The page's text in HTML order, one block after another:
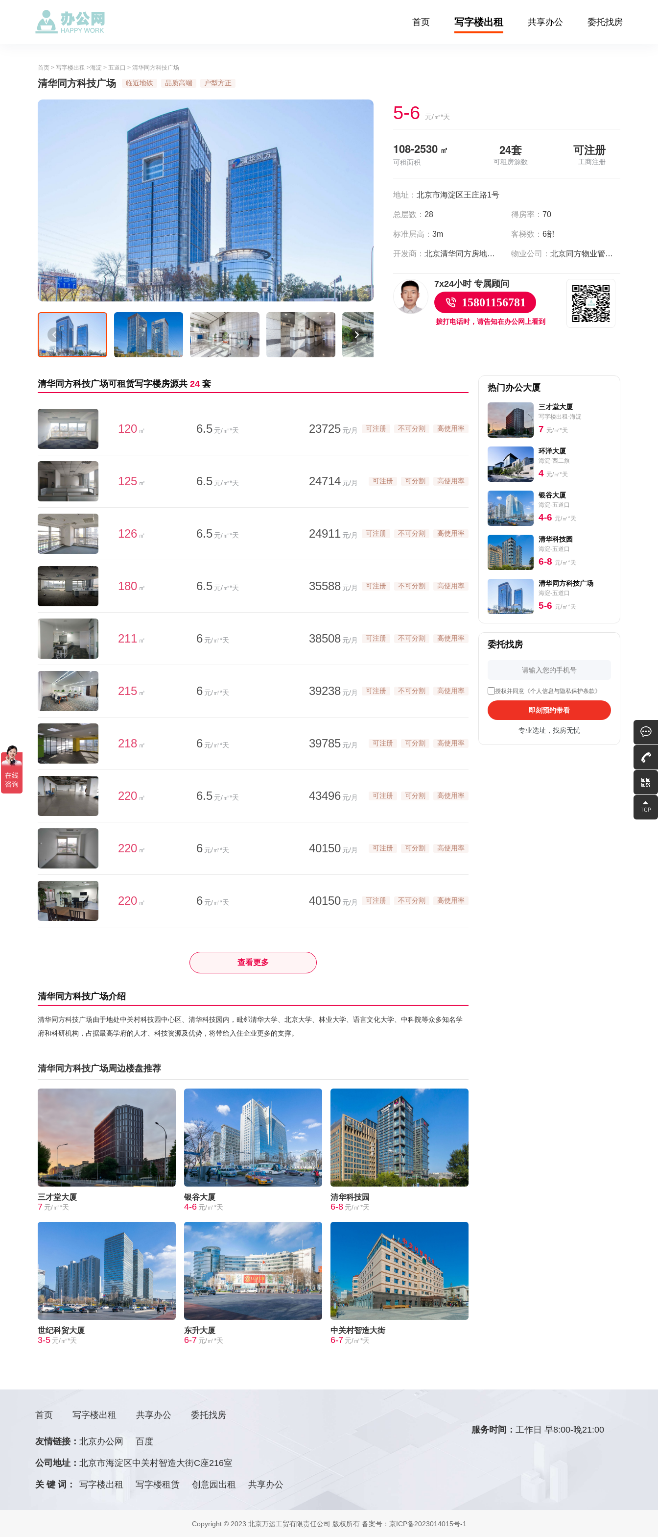
首页 写字楼出租 共享办公 委托找房
首页 > 写字楼出租 >海淀 > 五道口 > 清华同方科技广场
清华同方科技广场 临近地铁 品质高端 户型方正
5-6 元/㎡*天
108-2530 ㎡
可租面积
24套
可租房源数
可注册
工商注册
地址： 北京市海淀区王庄路1号
总层数： 28 得房率：70
标准层高： 3m 客梯数：6部
开发商： 北京清华同方房地产开发有限公司 物业公司： 北京同方物业管理有限公司
7x24小时 专属顾问
15801156781
拨打电话时，请告知在办公网上看到
清华同方科技广场可租赁写字楼房源共 24 套
120 ㎡ 6.5 元/㎡*天 23725 元/月 可注册 不可分割 高使用率
125 ㎡ 6.5 元/㎡*天 24714 元/月 可注册 可分割 高使用率
126 ㎡ 6.5 元/㎡*天 24911 元/月 可注册 不可分割 高使用率
180 ㎡ 6.5 元/㎡*天 35588 元/月 可注册 不可分割 高使用率
211 ㎡ 6 元/㎡*天 38508 元/月 可注册 不可分割 高使用率
215 ㎡ 6 元/㎡*天 39238 元/月 可注册 不可分割 高使用率
218 ㎡ 6 元/㎡*天 39785 元/月 可注册 可分割 高使用率
220 ㎡ 6.5 元/㎡*天 43496 元/月 可注册 可分割 高使用率
220 ㎡ 6 元/㎡*天 40150 元/月 可注册 可分割 高使用率
220 ㎡ 6 元/㎡*天 40150 元/月 可注册 不可分割 高使用率
查看更多
清华同方科技广场介绍
清华同方科技广场由于地处中关村科技园中心区、清华科技园内，毗邻清华大学、北京大学、林业大学、语言文化大学、中科院等众多知名学
府和科研机构，占据最高学府的人才、科技资源及优势，将带给入住企业更多的支撑。
清华同方科技广场周边楼盘推荐
三才堂大厦
7 元/㎡*天
银谷大厦
4-6 元/㎡*天
清华科技园
6-8 元/㎡*天
世纪科贸大厦
3-5 元/㎡*天
东升大厦
6-7 元/㎡*天
中关村智造大街
6-7 元/㎡*天
热门办公大厦
三才堂大厦
写字楼出租-海淀
7 元/㎡*天
环洋大厦
海淀-西二旗
4 元/㎡*天
银谷大厦
海淀-五道口
4-6 元/㎡*天
清华科技园
海淀-五道口
6-8 元/㎡*天
清华同方科技广场
海淀-五道口
5-6 元/㎡*天
委托找房
授权并同意《个人信息与隐私保护条款》
即刻预约带看
专业选址，找房无忧
首页 写字楼出租 共享办公 委托找房
友情链接： 北京办公网 百度
公司地址： 北京市海淀区中关村智造大街C座216室
关 键 词： 写字楼出租 写字楼租赁 创意园出租 共享办公
服务时间：工作日 早8:00-晚21:00
Copyright © 2023 北京万运工贸有限责任公司 版权所有 备案号：京ICP备2023014015号-1